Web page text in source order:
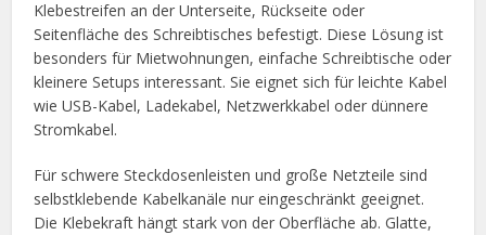
Klebestreifen an der Unterseite, Rückseite oder
Seitenfläche des Schreibtisches befestigt. Diese Lösung ist
besonders für Mietwohnungen, einfache Schreibtische oder
kleinere Setups interessant. Sie eignet sich für leichte Kabel
wie USB-Kabel, Ladekabel, Netzwerkkabel oder dünnere
Stromkabel.
Für schwere Steckdosenleisten und große Netzteile sind
selbstklebende Kabelkanäle nur eingeschränkt geeignet.
Die Klebekraft hängt stark von der Oberfläche ab. Glatte,